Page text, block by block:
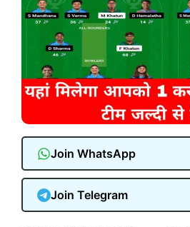
Join WhatsApp
Join Telegram